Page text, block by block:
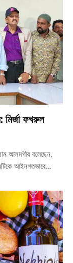
মির্জা ফখরুল
আলমগীর বলেছেন,
আইনগতভাবে…